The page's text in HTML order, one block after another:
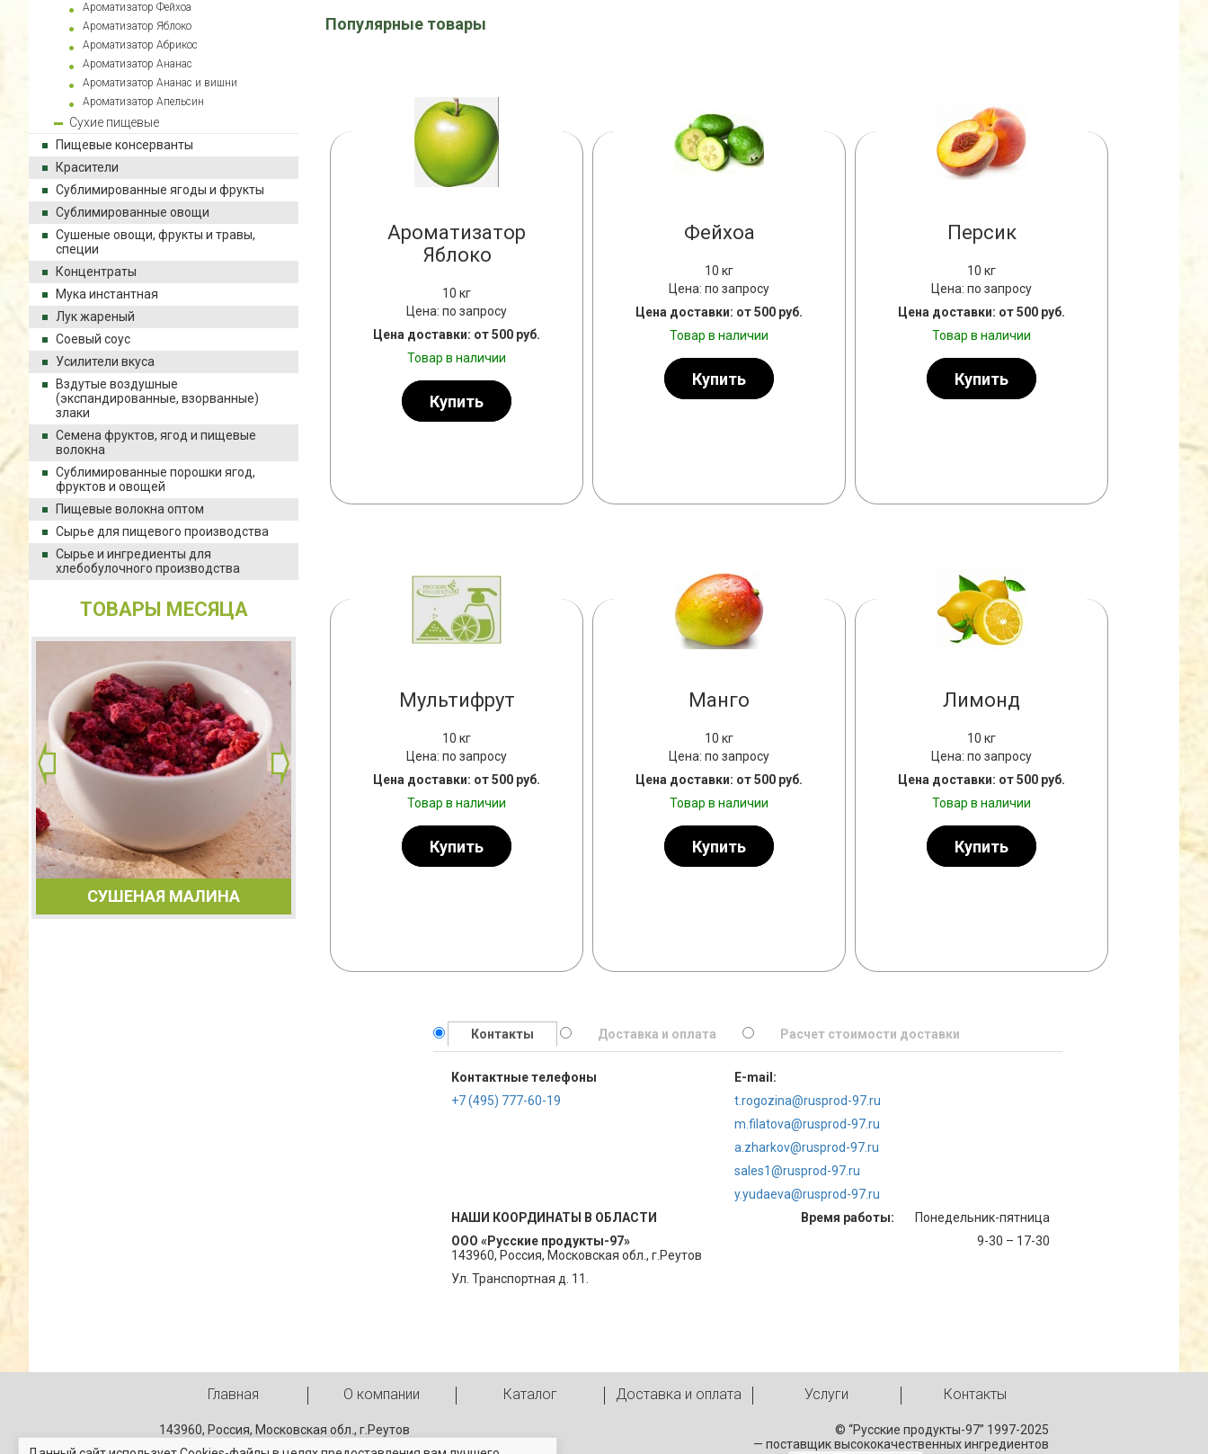
Ароматизатор Фейхоа
Ароматизатор Яблоко
Ароматизатор Абрикос
Ароматизатор Ананас
Ароматизатор Ананас и вишни
Ароматизатор Апельсин
Сухие пищевые
Пищевые консерванты
Красители
Сублимированные ягоды и фрукты
Сублимированные овощи
Сушеные овощи, фрукты и травы,
специи
Концентраты
Мука инстантная
Лук жареный
Соевый соус
Усилители вкуса
Вздутые воздушные
(экспандированные, взорванные)
злаки
Семена фруктов, ягод и пищевые
волокна
Сублимированные порошки ягод,
фруктов и овощей
Пищевые волокна оптом
Сырье для пищевого производства
Сырье и ингредиенты для
хлебобулочного производства
ТОВАРЫ МЕСЯЦА
СУШЕНАЯ МАЛИНА
САХАРНЫЙ КОЛЕР
СУБЛИМИРОВАННАЯ КЛУБНИКА
Популярные товары
Ароматизатор
Яблоко
10 кг
Цена: по запросу
Цена доставки: от 500 руб.
Товар в наличии
Купить
Фейхоа
10 кг
Цена: по запросу
Цена доставки: от 500 руб.
Товар в наличии
Купить
Персик
10 кг
Цена: по запросу
Цена доставки: от 500 руб.
Товар в наличии
Купить
Мультифрут
10 кг
Цена: по запросу
Цена доставки: от 500 руб.
Товар в наличии
Купить
Манго
10 кг
Цена: по запросу
Цена доставки: от 500 руб.
Товар в наличии
Купить
Лимонд
10 кг
Цена: по запросу
Цена доставки: от 500 руб.
Товар в наличии
Купить
Контакты Доставка и оплата Расчет стоимости доставки
Контактные телефоны
+7 (495) 777-60-19
E-mail:
t.rogozina@rusprod-97.ru
m.filatova@rusprod-97.ru
a.zharkov@rusprod-97.ru
sales1@rusprod-97.ru
y.yudaeva@rusprod-97.ru
НАШИ КООРДИНАТЫ В ОБЛАСТИ
ООО «Русские продукты-97»
143960, Россия, Московская обл., г.Реутов
Ул. Транспортная д. 11.
Время работы:
Понедельник-пятница
9-30 – 17-30
Главная О компании Каталог Доставка и оплата Услуги Контакты
143960, Россия, Московская обл., г.Реутов
© “Русские продукты-97” 1997-2025
— поставщик высококачественных ингредиентов